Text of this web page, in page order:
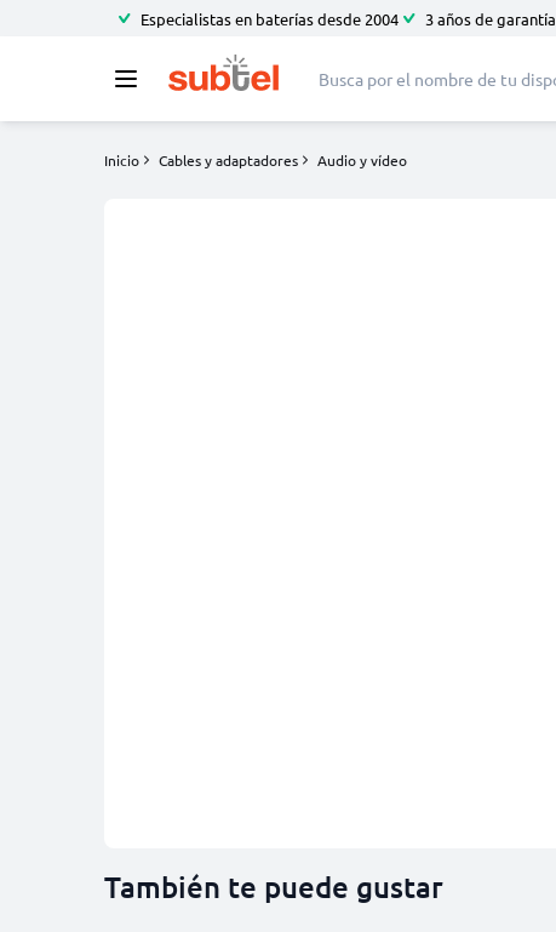
Especialistas en baterías desde 2004 3 años de garantía
Inicio Cables y adaptadores Audio y vídeo
También te puede gustar